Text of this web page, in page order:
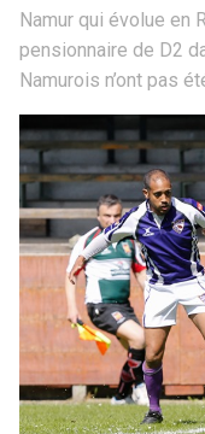
Namur qui évolue en
pensionnaire de D2
Namurois n’ont pas